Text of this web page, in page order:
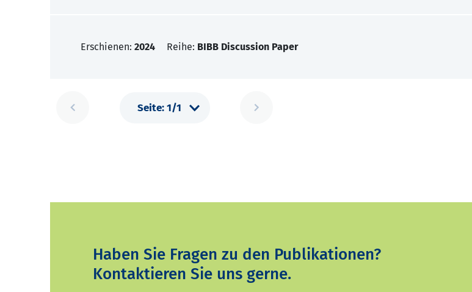
Erschienen: 2024 Reihe: BIBB Discussion Paper
Haben Sie Fragen zu den Publikationen?
Kontaktieren Sie uns gerne.